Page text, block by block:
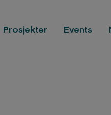
Prosjekter Events